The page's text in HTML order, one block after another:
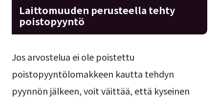
Laittomuuden perusteella tehty
poistopyyntö
Jos arvostelua ei ole poistettu
poistopyyntölomakkeen kautta tehdyn
pyynnön jälkeen, voit väittää, että kyseinen